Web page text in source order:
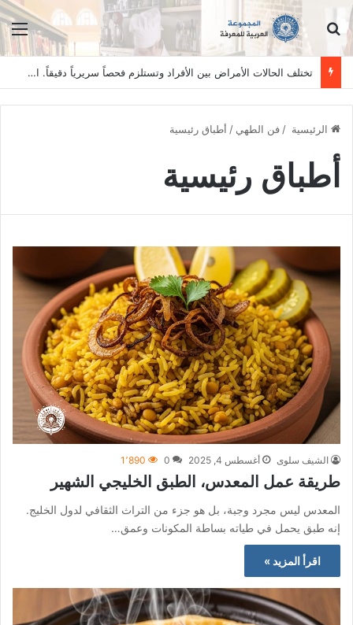
ابحث عن
تختلف الحالات الأمراض بين الأفراد وتستلزم فحصاً سريرياً دقيقاً. المعلومات الواردة في هذا الموقع تهدف إلى التثقيف والتوعية فقط، ولا تعد بديلاً عن الفحص الطبي السريري، دائمًا استشر الطبيب.
الرئيسية /فن الطهي / أطباق رئيسية
أطباق رئيسية
الشيف سلوى أغسطس 4, 2025 0 1٬890
طريقة عمل المعدس، الطبق الخليجي الشهير
المعدس ليس مجرد وجبة، بل هو جزء من التراث الثقافي لدول الخليج.
إنه طبق يحمل في طياته بساطة المكونات وعمق…
اقرأ المزيد »